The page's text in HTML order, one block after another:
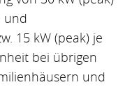
und
15 kW (peak) je
bei übrigen
und